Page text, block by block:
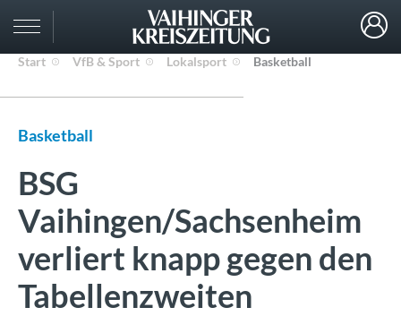
Start VfB & Sport Lokalsport Basketball
Basketball
BSG
Vaihingen/Sachsenheim
verliert knapp gegen den
Tabellenzweiten